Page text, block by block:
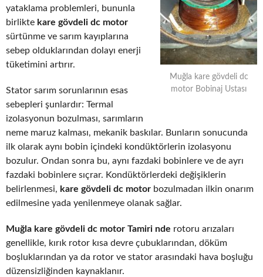
Muğla kare gövdeli dc
motor Bobinaj Ustası
yataklama problemleri, bununla
birlikte kare gövdeli dc motor
sürtünme ve sarım kayıplarına
sebep olduklarından dolayı enerji
tüketimini artırır.
Stator sarım sorunlarının esas
sebepleri şunlardır: Termal
izolasyonun bozulması, sarımların
neme maruz kalması, mekanik baskılar. Bunların sonucunda
ilk olarak aynı bobin içindeki kondüktörlerin izolasyonu
bozulur. Ondan sonra bu, aynı fazdaki bobinlere ve de ayrı
fazdaki bobinlere sıçrar. Kondüktörlerdeki değişiklerin
belirlenmesi, kare gövdeli dc motor bozulmadan ilkin onarım
edilmesine yada yenilenmeye olanak sağlar.
Muğla kare gövdeli dc motor Tamiri nde rotoru arızaları
genellikle, kırık rotor kısa devre çubuklarından, döküm
boşluklarından ya da rotor ve stator arasındaki hava boşluğu
düzensizliğinden kaynaklanır.